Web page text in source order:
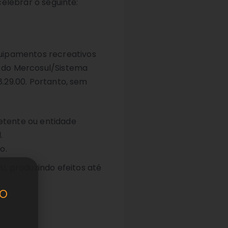
recreativos
Mercosul/Sistema
Portanto, sem
ou entidade
produzindo efeitos até